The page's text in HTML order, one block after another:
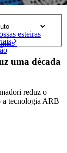
esteiras
mais
uma década
reduz o
a tecnologia ARB